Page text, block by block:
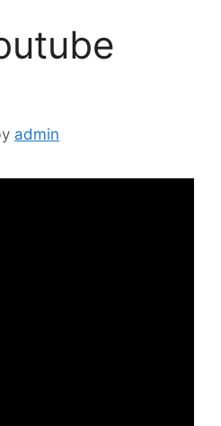
admin